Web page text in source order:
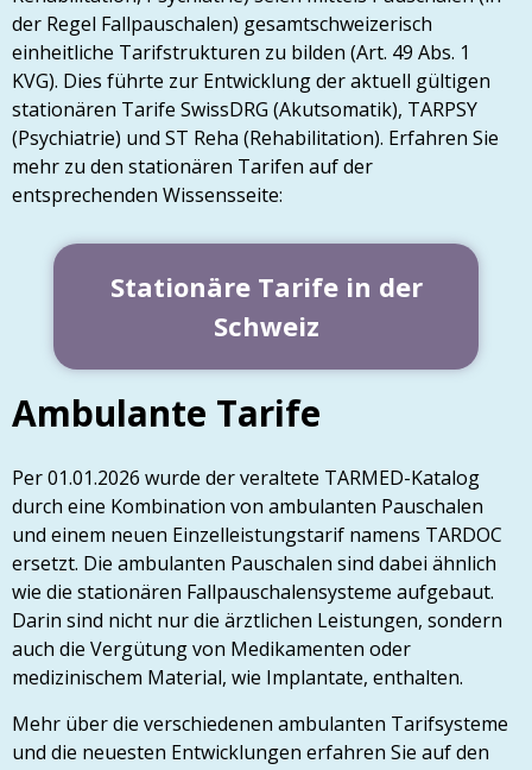
der Regel Fallpauschalen) gesamtschweizerisch
einheitliche Tarifstrukturen zu bilden (Art. 49 Abs. 1
KVG). Dies führte zur Entwicklung der aktuell gültigen
stationären Tarife SwissDRG (Akutsomatik), TARPSY
(Psychiatrie) und ST Reha (Rehabilitation). Erfahren Sie
mehr zu den stationären Tarifen auf der
entsprechenden Wissensseite:
Stationäre Tarife in der
Schweiz
Ambulante Tarife
Per 01.01.2026 wurde der veraltete TARMED-Katalog
durch eine Kombination von ambulanten Pauschalen
und einem neuen Einzelleistungstarif namens TARDOC
ersetzt. Die ambulanten Pauschalen sind dabei ähnlich
wie die stationären Fallpauschalensysteme aufgebaut.
Darin sind nicht nur die ärztlichen Leistungen, sondern
auch die Vergütung von Medikamenten oder
medizinischem Material, wie Implantate, enthalten.
Mehr über die verschiedenen ambulanten Tarifsysteme
und die neuesten Entwicklungen erfahren Sie auf den